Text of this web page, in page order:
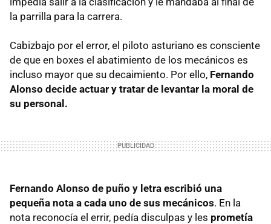
la parrilla para la carrera.
Cabizbajo por el error, el piloto asturiano es consciente
de que en boxes el abatimiento de los mecánicos es
incluso mayor que su decaimiento. Por ello, Fernando
Alonso decide actuar y tratar de levantar la moral de
su personal.
Fernando Alonso de puño y letra escribió una
pequeña nota a cada uno de sus mecánicos. En la
nota reconocía el errir, pedía disculpas y les prometía